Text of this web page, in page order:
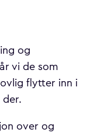
og
vi de som
flytter inn i
der.
over og